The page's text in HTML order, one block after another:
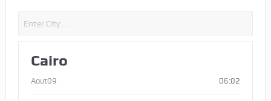
Cairo
Aout09 06:02